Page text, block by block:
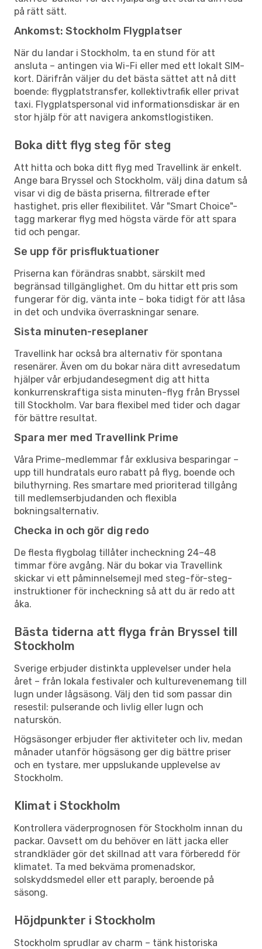
på rätt sätt.
Ankomst: Stockholm Flygplatser
När du landar i Stockholm, ta en stund för att
ansluta – antingen via Wi-Fi eller med ett lokalt SIM-
kort. Därifrån väljer du det bästa sättet att nå ditt
boende: flygplatstransfer, kollektivtrafik eller privat
taxi. Flygplatspersonal vid informationsdiskar är en
stor hjälp för att navigera ankomstlogistiken.
Boka ditt flyg steg för steg
Att hitta och boka ditt flyg med Travellink är enkelt.
Ange bara Bryssel och Stockholm, välj dina datum så
visar vi dig de bästa priserna, filtrerade efter
hastighet, pris eller flexibilitet. Vår "Smart Choice"-
tagg markerar flyg med högsta värde för att spara
tid och pengar.
Se upp för prisfluktuationer
Priserna kan förändras snabbt, särskilt med
begränsad tillgänglighet. Om du hittar ett pris som
fungerar för dig, vänta inte – boka tidigt för att låsa
in det och undvika överraskningar senare.
Sista minuten-reseplaner
Travellink har också bra alternativ för spontana
resenärer. Även om du bokar nära ditt avresedatum
hjälper vår erbjudandesegment dig att hitta
konkurrenskraftiga sista minuten-flyg från Bryssel
till Stockholm. Var bara flexibel med tider och dagar
för bättre resultat.
Spara mer med Travellink Prime
Våra Prime-medlemmar får exklusiva besparingar –
upp till hundratals euro rabatt på flyg, boende och
biluthyrning. Res smartare med prioriterad tillgång
till medlemserbjudanden och flexibla
bokningsalternativ.
Checka in och gör dig redo
De flesta flygbolag tillåter incheckning 24–48
timmar före avgång. När du bokar via Travellink
skickar vi ett påminnelsemejl med steg-för-steg-
instruktioner för incheckning så att du är redo att
åka.
Bästa tiderna att flyga från Bryssel till
Stockholm
Sverige erbjuder distinkta upplevelser under hela
året – från lokala festivaler och kulturevenemang till
lugn under lågsäsong. Välj den tid som passar din
resestil: pulserande och livlig eller lugn och
naturskön.
Högsäsonger erbjuder fler aktiviteter och liv, medan
månader utanför högsäsong ger dig bättre priser
och en tystare, mer uppslukande upplevelse av
Stockholm.
Klimat i Stockholm
Kontrollera väderprognosen för Stockholm innan du
packar. Oavsett om du behöver en lätt jacka eller
strandkläder gör det skillnad att vara förberedd för
klimatet. Ta med bekväma promenadskor,
solskyddsmedel eller ett paraply, beroende på
säsong.
Höjdpunkter i Stockholm
Stockholm sprudlar av charm – tänk historiska